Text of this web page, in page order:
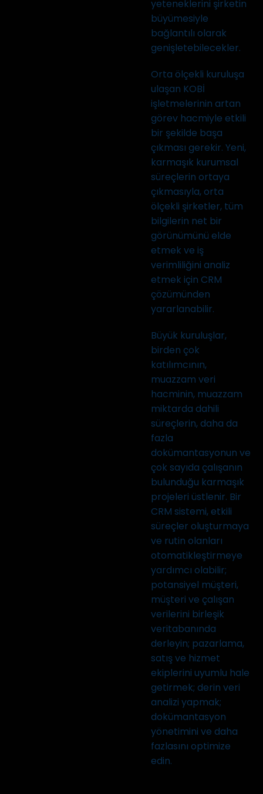
yeteneklerini şirketin
büyümesiyle
bağlantılı olarak
genişletebilecekler.
Orta ölçekli kuruluşa
ulaşan KOBİ
işletmelerinin artan
görev hacmiyle etkili
bir şekilde başa
çıkması gerekir. Yeni,
karmaşık kurumsal
süreçlerin ortaya
çıkmasıyla, orta
ölçekli şirketler, tüm
bilgilerin net bir
görünümünü elde
etmek ve iş
verimliliğini analiz
etmek için CRM
çözümünden
yararlanabilir.
Büyük kuruluşlar,
birden çok
katılımcının,
muazzam veri
hacminin, muazzam
miktarda dahili
süreçlerin, daha da
fazla
dokümantasyonun ve
çok sayıda çalışanın
bulunduğu karmaşık
projeleri üstlenir. Bir
CRM sistemi, etkili
süreçler oluşturmaya
ve rutin olanları
otomatikleştirmeye
yardımcı olabilir;
potansiyel müşteri,
müşteri ve çalışan
verilerini birleşik
veritabanında
derleyin; pazarlama,
satış ve hizmet
ekiplerini uyumlu hale
getirmek; derin veri
analizi yapmak;
dokümantasyon
yönetimini ve daha
fazlasını optimize
edin.